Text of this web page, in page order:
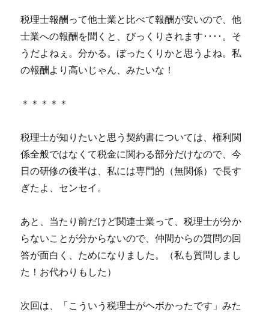
税理士報酬って他士業と比べて報酬が安いので、他
士業への報酬を聞くと、びっくりされます････。そ
うだよねぇ。分かる。ぼったくりかと思うよね。私
の報酬より高いじゃん、みたいな！
＊＊＊＊＊
税理士が知りたいと思う契約書については、権利関
係全般ではなくて税金に関わる部分だけなので、今
日の研修の後半は、私には専門的（無関係）で長す
ぎたよ、センセイ。
あと、当たり前だけど関連士業って、税理士が分か
らないことが分からないので、仲間からの質問の回
答が面白く、ためになりました。（私も質問しまし
た！お代わりもした）
次回は、「こういう税理士がヘボかったです」みた